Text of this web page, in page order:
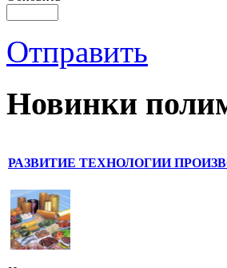
Отправить
Новинки
РАЗВИТИЕ ТЕХНОЛОГИИ